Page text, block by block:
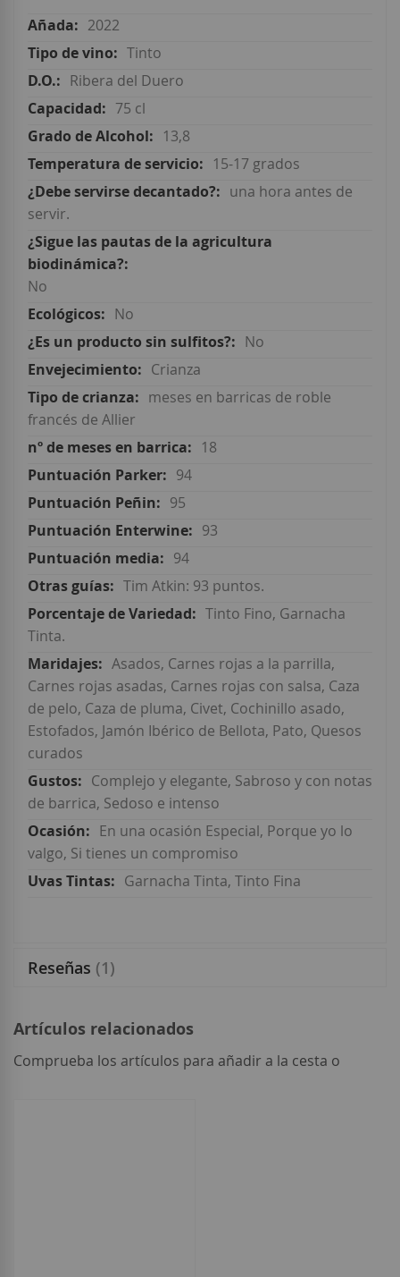
2022
Tinto
Ribera del Duero
75 cl
13,8
15-17 grados
una hora antes de
servir.
No
No
No
Crianza
meses en barricas de roble
francés de Allier
18
94
95
93
94
Tim Atkin: 93 puntos.
Tinto Fino, Garnacha
Tinta.
Asados, Carnes rojas a la parrilla,
Carnes rojas asadas, Carnes rojas con salsa, Caza
de pelo, Caza de pluma, Civet, Cochinillo asado,
Estofados, Jamón Ibérico de Bellota, Pato, Quesos
curados
Complejo y elegante, Sabroso y con notas
de barrica, Sedoso e intenso
En una ocasión Especial, Porque yo lo
valgo, Si tienes un compromiso
Garnacha Tinta, Tinto Fina
Reseñas 1
Artículos relacionados
Comprueba los artículos para añadir a la cesta o